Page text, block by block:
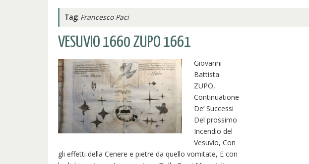
Tag: Francesco Paci
VESUVIO 1660 ZUPO 1661
Giovanni
Battista
ZUPO,
Continuatione
De’ Successi
Del prossimo
Incendio del
Vesuvio, Con
gli effetti della Cenere e pietre da quello vomitate, E con